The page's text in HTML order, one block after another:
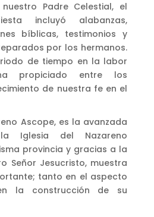
Padre Celestial, el
incluyó alabanzas,
bíblicas, testimonios y
por los hermanos.
de tiempo en la labor
propiciado entre los
de nuestra fe en el
Ascope, es la avanzada
Iglesia del Nazareno
provincia y gracias a la
Señor Jesucristo, muestra
tanto en el aspecto
la construcción de su